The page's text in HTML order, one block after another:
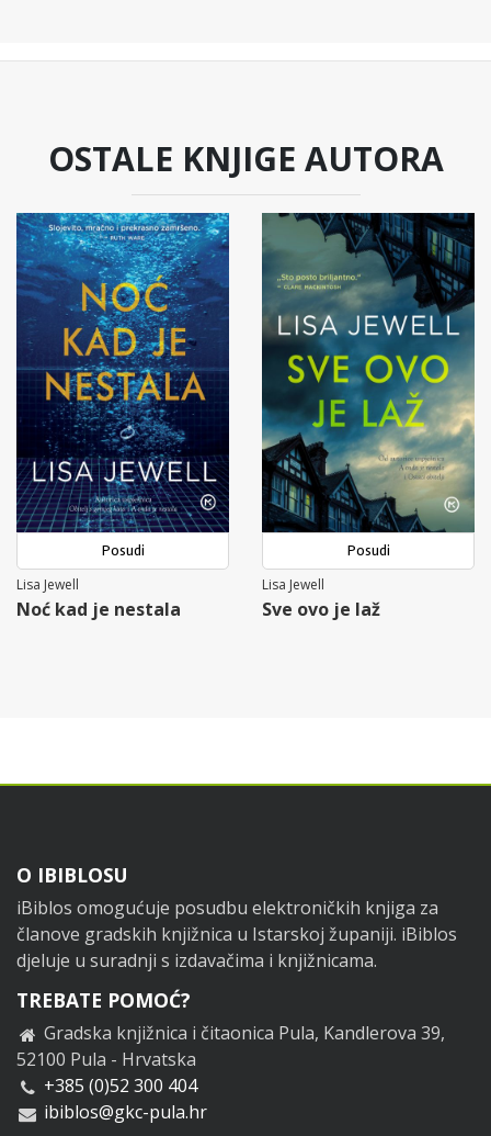
OSTALE KNJIGE AUTORA
Posudi
Lisa Jewell
Noć kad je nestala
Posudi
Lisa Jewell
Sve ovo je laž
Footer
O IBIBLOSU
iBiblos omogućuje posudbu elektroničkih knjiga za
članove gradskih knjižnica u Istarskoj županiji. iBiblos
djeluje u suradnji s izdavačima i knjižnicama.
TREBATE POMOĆ?
Gradska knjižnica i čitaonica Pula, Kandlerova 39,
52100 Pula - Hrvatska
+385 (0)52 300 404
ibiblos@gkc-pula.hr